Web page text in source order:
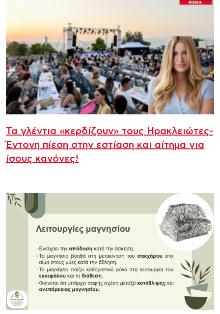
Τα γλέντια «κερδίζουν» τους Ηρακλειώτες-
Έντονη πίεση στην εστίαση και αίτημα για
ίσους κανόνες!